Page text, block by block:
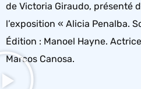
de Victoria Giraudo, présenté
l’exposition « Alicia Penalba.
Édition : Manoel Hayne.
Marcos Canosa.